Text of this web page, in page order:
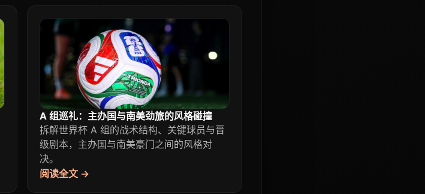
A 组巡礼：主办国与南美劲旅的风格碰撞
拆解世界杯 A 组的战术结构、关键球员与晋
级剧本，主办国与南美豪门之间的风格对
决。
阅读全文 →